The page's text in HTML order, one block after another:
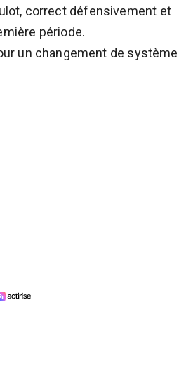
correct défensivement et
période.
un changement de système